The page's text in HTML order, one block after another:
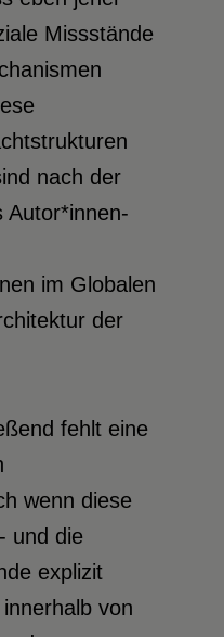
Missstände
nach der
Autor*innen-
im Globalen
der
fehlt eine
wenn diese
und die
explizit
von